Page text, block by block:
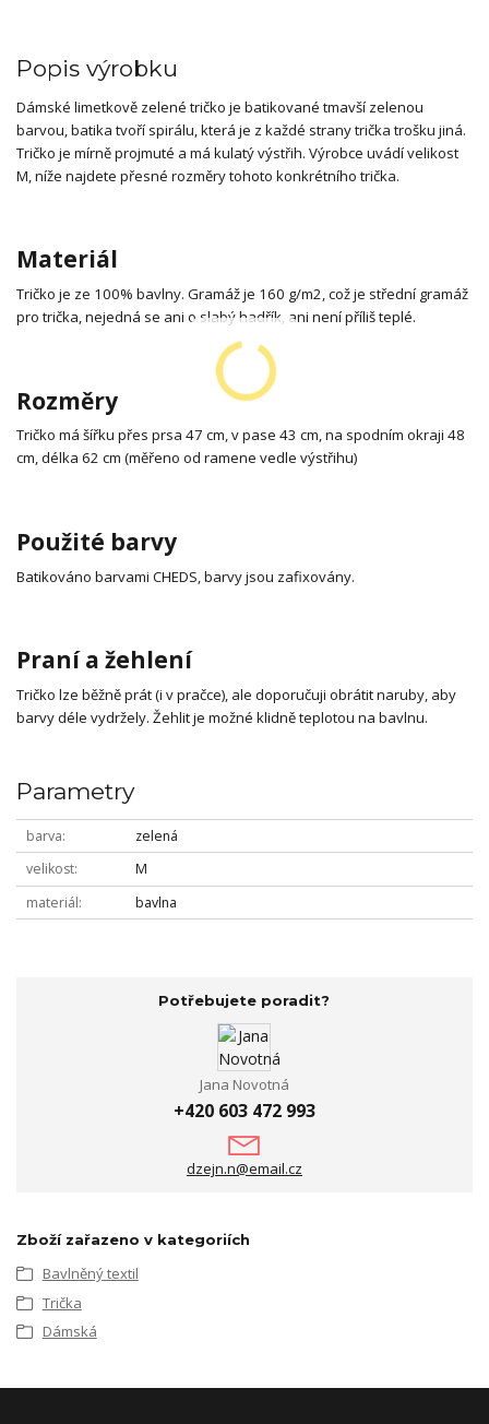
Popis výrobku
Dámské limetkově zelené tričko je batikované tmavší zelenou
barvou, batika tvoří spirálu, která je z každé strany trička trošku jiná.
Tričko je mírně projmuté a má kulatý výstřih. Výrobce uvádí velikost
M, níže najdete přesné rozměry tohoto konkrétního trička.
Materiál
Tričko je ze 100% bavlny. Gramáž je 160 g/m2, což je střední gramáž
pro trička, nejedná se ani o slabý hadřík, ani není příliš teplé.
Rozměry
Tričko má šířku přes prsa 47 cm, v pase 43 cm, na spodním okraji 48
cm, délka 62 cm (měřeno od ramene vedle výstřihu)
Použité barvy
Batikováno barvami CHEDS, barvy jsou zafixovány.
Praní a žehlení
Tričko lze běžně prát (i v pračce), ale doporučuji obrátit naruby, aby
barvy déle vydržely. Žehlit je možné klidně teplotou na bavlnu.
Parametry
barva
zelená
velikost
M
materiál
bavlna
Potřebujete poradit?
Jana Novotná
+420 603 472 993
dzejn.n@email.cz
Zboží zařazeno v kategoriích
Bavlněný textil
Trička
Dámská